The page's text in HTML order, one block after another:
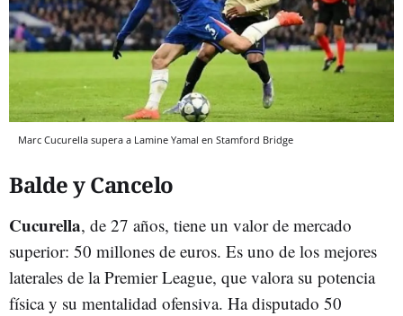
Marc Cucurella supera a Lamine Yamal en Stamford Bridge
Balde y Cancelo
Cucurella, de 27 años, tiene un valor de mercado
superior: 50 millones de euros. Es uno de los mejores
laterales de la Premier League, que valora su potencia
física y su mentalidad ofensiva. Ha disputado 50